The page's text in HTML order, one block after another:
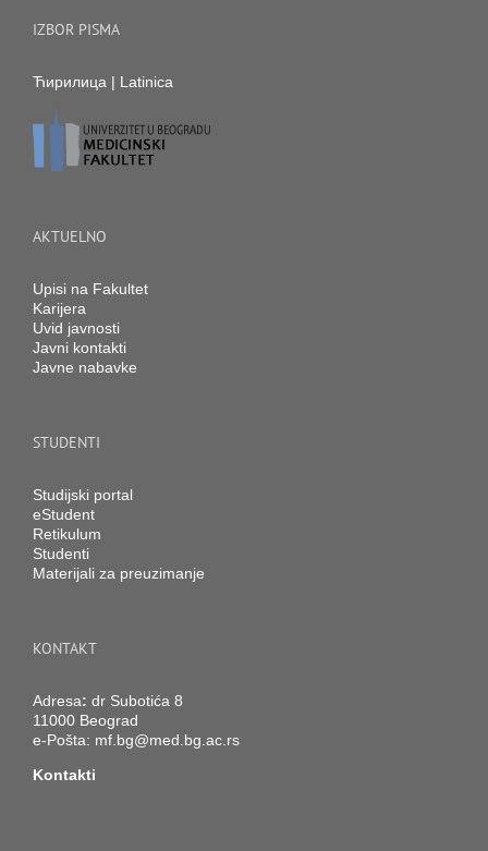
IZBOR PISMA
Ћирилица | Latinica
AKTUELNO
Upisi na Fakultet
Karijera
Uvid javnosti
Javni kontakti
Javne nabavke
STUDENTI
Studijski portal
eStudent
Retikulum
Studenti
Materijali za preuzimanje
KONTAKT
Adresa: dr Subotića 8
11000 Beograd
e-Pošta: mf.bg@med.bg.ac.rs
Kontakti